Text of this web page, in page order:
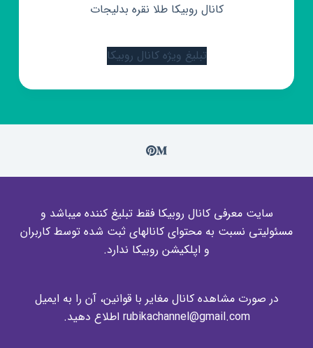
کانال روبیکا طلا نقره بدلیجات
تبلیغ ویژه کانال روبیکا
سایت معرفی کانال روبیکا فقط تبلیغ کننده میباشد و
مسئولیتی نسبت به محتوای کانالهای ثبت شده توسط کاربران
و اپلکیشن روبیکا ندارد.
در صورت مشاهده کانال مغایر با قوانین، آن را به ایمیل
rubikachannel@gmail.com اطلاع دهید.